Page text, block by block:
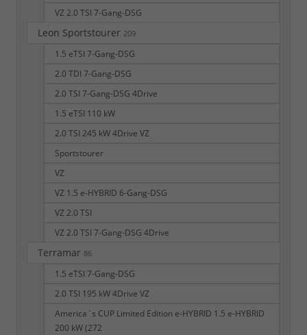
VZ 2.0 TSI 7-Gang-DSG
Leon Sportstourer 209
1.5 eTSI 7-Gang-DSG
2.0 TDI 7-Gang-DSG
2.0 TSI 7-Gang-DSG 4Drive
1.5 eTSI 110 kW
2.0 TSI 245 kW 4Drive VZ
Sportstourer
VZ
VZ 1.5 e-HYBRID 6-Gang-DSG
VZ 2.0 TSI
VZ 2.0 TSI 7-Gang-DSG 4Drive
Terramar 86
1.5 eTSI 7-Gang-DSG
2.0 TSI 195 kW 4Drive VZ
America`s CUP Limited Edition e-HYBRID 1.5 e-HYBRID
200 kW (272